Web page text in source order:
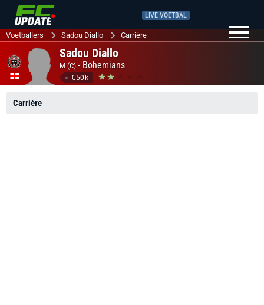
LIVE VOETBAL
Voetballers Sadou Diallo Carrière
Sadou Diallo
M (C) - Bohemians
€50k
Carrière